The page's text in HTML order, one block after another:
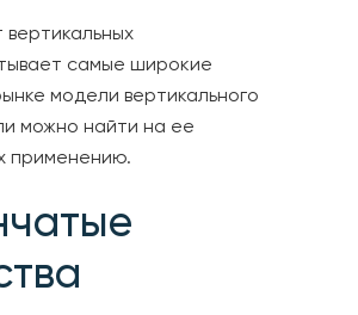
самые широкие
модели вертикального
можно найти на ее
применению.